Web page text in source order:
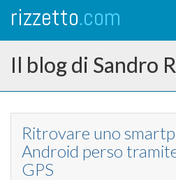
rizzetto.com
Il blog di Sandro
Ritrovare uno
Android perso
GPS